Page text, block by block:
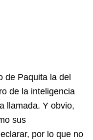
de Paquita la del
de la inteligencia
llamada. Y obvio,
sus
por lo que no